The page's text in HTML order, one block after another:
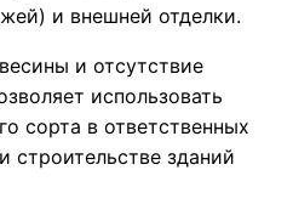
и внешней отделки.
и отсутствие
использовать
сорта в ответственных
строительстве зданий